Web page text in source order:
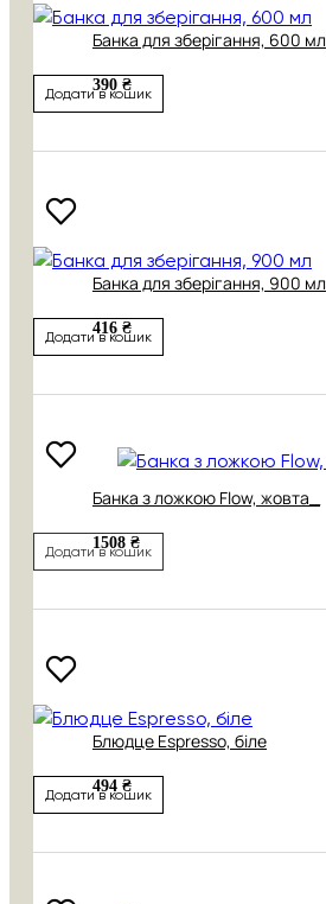
Банка для зберігання, 600 мл
390 ₴
Додати в кошик
Банка для зберігання, 900 мл
416 ₴
Додати в кошик
Банка з ложкою Flow, жовта_
1508 ₴
Додати в кошик
Блюдце Espresso, біле
494 ₴
Додати в кошик